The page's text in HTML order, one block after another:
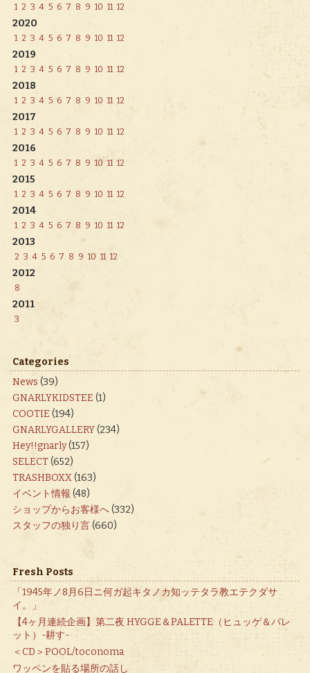
1 2 3 4 5 6 7 8 9 10 11 12
2020
1 2 3 4 5 6 7 8 9 10 11 12
2019
1 2 3 4 5 6 7 8 9 10 11 12
2018
1 2 3 4 5 6 7 8 9 10 11 12
2017
1 2 3 4 5 6 7 8 9 10 11 12
2016
1 2 3 4 5 6 7 8 9 10 11 12
2015
1 2 3 4 5 6 7 8 9 10 11 12
2014
1 2 3 4 5 6 7 8 9 10 11 12
2013
2 3 4 5 6 7 8 9 10 11 12
2012
8
2011
3
Categories
News (39)
GNARLYKIDSTEE (1)
COOTIE (194)
GNARLYGALLERY(234)
Hey!!gnarly(157)
SELECT(652)
TRASHBOXX(163)
イベント情報 (48)
ショップからお客様へ(332)
スタッフの独り言(660)
Fresh Posts
「1945年ノ8月6日ニ何ガ起キタノカ知ッテタラ教エテクダサ
イ。」
【4ヶ月連続企画】第二夜 HYGGE＆PALETTE（ヒュッゲ＆パレ
ット）-耕す-
＜CD＞POOL/toconoma
ワッペンを貼る場所の話し